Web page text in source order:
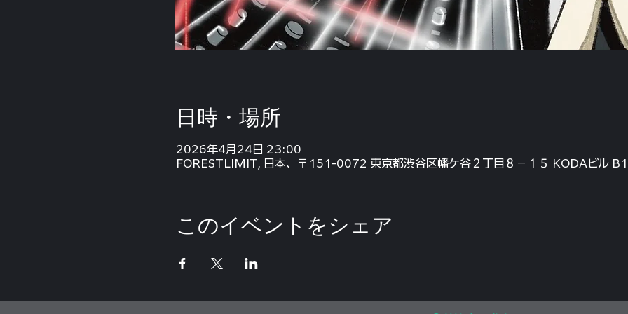
日時・場所
2026年4月24日 23:00
FORESTLIMIT, 日本、〒151-0072 東京都渋谷区幡ケ谷２丁目８−１５ KODAビル
このイベントをシェア